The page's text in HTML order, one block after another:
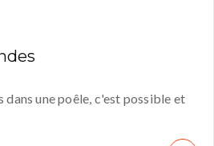
dans une poêle, c'est possible et